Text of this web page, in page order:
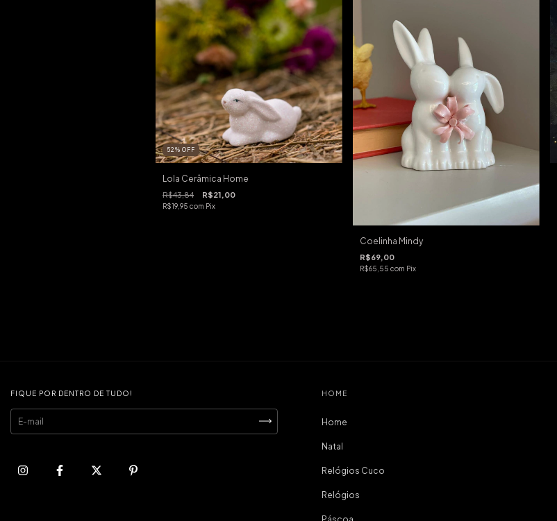
52 % OFF
Lola Cerâmica Home
R$43,84 R$21,00
R$19,95 com Pix
Coelinha Mindy
R$69,00
R$65,55 com Pix
FIQUE POR DENTRO DE TUDO! HOME
Home
Natal
Relógios Cuco
Relógios